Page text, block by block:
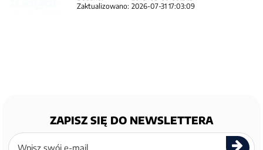
Zaktualizowano: 2026-07-31 17:03:09
ZAPISZ SIĘ DO NEWSLETTERA
Zapisz
się